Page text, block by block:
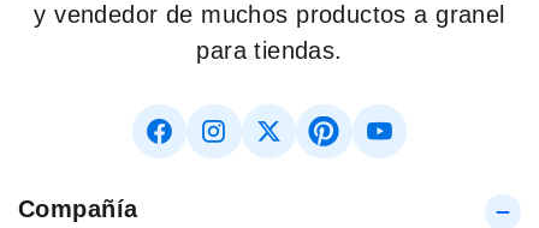
y vendedor de muchos productos a granel
para tiendas.
Compañía